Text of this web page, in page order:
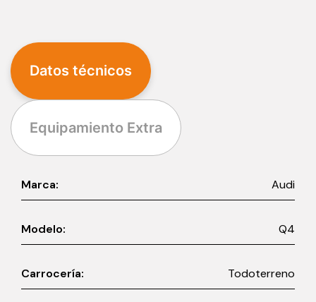
Datos técnicos
Equipamiento Extra
Marca: Audi
Modelo: Q4
Carrocería: Todoterreno